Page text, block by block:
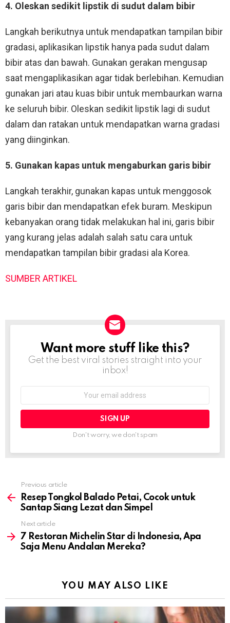
4. Oleskan sedikit lipstik di sudut dalam bibir
Langkah berikutnya untuk mendapatkan tampilan bibir
gradasi, aplikasikan lipstik hanya pada sudut dalam
bibir atas dan bawah. Gunakan gerakan mengusap
saat mengaplikasikan agar tidak berlebihan. Kemudian
gunakan jari atau kuas bibir untuk membaurkan warna
ke seluruh bibir. Oleskan sedikit lipstik lagi di sudut
dalam dan ratakan untuk mendapatkan warna gradasi
yang diinginkan.
5. Gunakan kapas untuk mengaburkan garis bibir
Langkah terakhir, gunakan kapas untuk menggosok
garis bibir dan mendapatkan efek buram. Meskipun
kebanyakan orang tidak melakukan hal ini, garis bibir
yang kurang jelas adalah salah satu cara untuk
mendapatkan tampilan bibir gradasi ala Korea.
SUMBER ARTIKEL
NEWSLETTER
Want more stuff like this?
Get the best viral stories straight into your
inbox!
Don't worry, we don't spam
more
Previous article
Resep Tongkol Balado Petai, Cocok untuk
Santap Siang Lezat dan Simpel
Next article
7 Restoran Michelin Star di Indonesia, Apa
Saja Menu Andalan Mereka?
YOU MAY ALSO LIKE